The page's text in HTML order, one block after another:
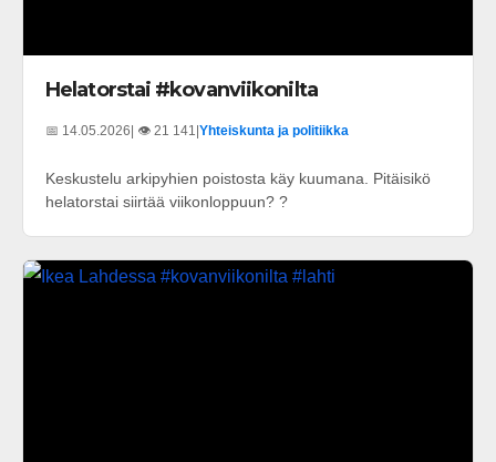
Helatorstai #kovanviikonilta
📅 14.05.2026 | 👁️ 21 141 Yhteiskunta ja politiikka
Keskustelu arkipyhien poistosta käy kuumana. Pitäisikö
helatorstai siirtää viikonloppuun? ?